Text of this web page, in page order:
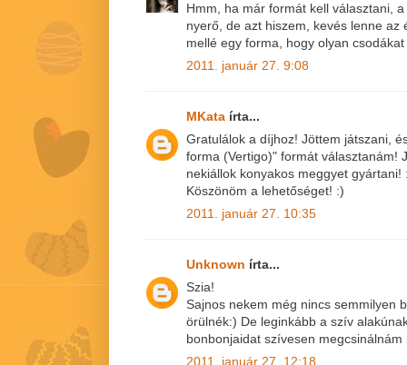
Hmm, ha már formát kell választani,
nyerő, de azt hiszem, kevés lenne az
mellé egy forma, hogy olyan
2011. január 27. 9:08
MKata írta...
Gratulálok a díjhoz! Jöttem játszani,
forma (Vertigo)" formát választanám!
nekiállok konyakos meggyet gyártani!
Köszönöm a lehetőséget! :)
2011. január 27. 10:35
Unknown írta...
Szia!
Sajnos nekem még nincs semmilyen
örülnék:) De leginkább a szív
bonbonjaidat szívesen megcsinálnám
2011. január 27. 12:18